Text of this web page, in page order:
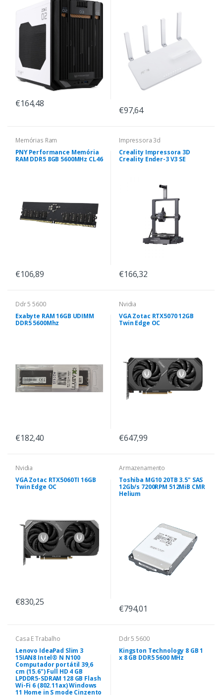
€164,48
€97,64
Memórias Ram
PNY Performance Memória
RAM DDR5 8GB 5600MHz CL46
€106,89
Impressora 3d
Creality Impressora 3D
Creality Ender-3 V3 SE
€166,32
Ddr 5 5600
Exabyte RAM 16GB UDIMM
DDR5 5600Mhz
€182,40
Nvidia
VGA Zotac RTX5070 12GB
Twin Edge OC
€647,99
Nvidia
VGA Zotac RTX5060TI 16GB
Twin Edge OC
€830,25
Armazenamento
Toshiba MG10 20TB 3.5" SAS
12Gb/s 7200RPM 512MiB CMR
Helium
€794,01
Casa E Trabalho
Lenovo IdeaPad Slim 3
15IAN8 Intel® N N100
Computador portátil 39,6
cm (15.6") Full HD 4 GB
LPDDR5-SDRAM 128 GB Flash
Wi-Fi 6 (802.11ax) Windows
11 Home in S mode Cinzento
Ddr 5 5600
Kingston Technology 8 GB 1
x 8 GB DDR5 5600 MHz